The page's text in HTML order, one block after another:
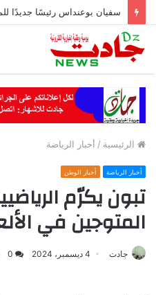
الرئيسية / أخبار الرياضة
أخبار الرياضة أخبار الوطن
تبون يكرّم
المتوجين في
جادت 4 ديسمبر، 2024 0